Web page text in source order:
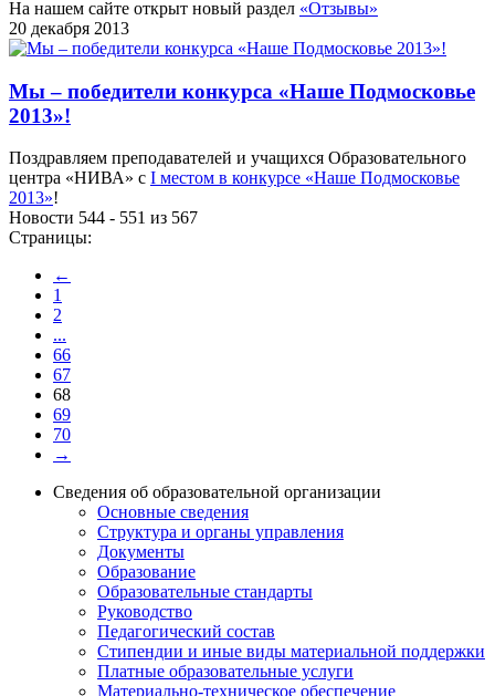
На нашем сайте открыт новый раздел «Отзывы»
20 декабря 2013
Мы – победители конкурса «Наше Подмосковье
2013»!
Поздравляем преподавателей и учащихся Образовательного
центра «НИВА» с I местом в конкурсе «Наше Подмосковье
2013»!
Новости 544 - 551 из 567
Страницы:
←
1
2
...
66
67
68
69
70
→
Сведения об образовательной организации
Основные сведения
Структура и органы управления
Документы
Образование
Образовательные стандарты
Руководство
Педагогический состав
Стипендии и иные виды материальной поддержки
Платные образовательные услуги
Материально-техническое обеспечение